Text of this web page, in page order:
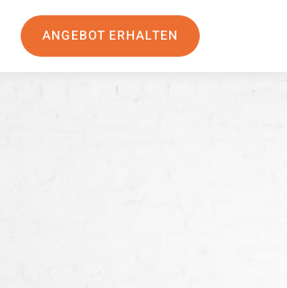
ANGEBOT ERHALTEN